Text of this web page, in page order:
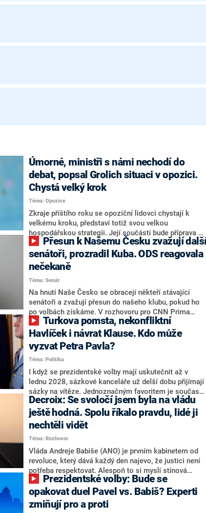
Úmorné, ministři s námi nechodí do
debat, popsal Grolich situaci v opozici.
Chystá velký krok
Téma: Opozice
Zkraje příštího roku se opoziční lidovci chystají k
velkému kroku, představí totiž svou velkou
hospodářskou strategii. Její součástí bude příprava na
stárnutí populace, řekl ve středu na setkání s novináři
nový předseda lidovců Jan Grolich. Ten zároveň v
senátních volbách kandiduje ve Vyškově. Popsal i
aktivitu opozice, o níž vládní strany nebo političtí
komentátoři mluví jako o slabé a v defenzivě. „Je to
úmorná práce upozorňovat na chyby vlády. Ministři s
námi navíc nechodí do debat. Chceme ale ukazovat
svoje témata,“ odpověděl Grolich na dotaz CNN Prima
NEWS.
senátoři, prozradil Kuba. ODS reagovala
nečekaně
Téma: Senát
Na hnutí Naše Česko se obracejí někteří stávající
senátoři a zvažují přesun do našeho klubu, pokud ho
po volbách získáme. V rozhovoru pro CNN Prima
NEWS to řekl zakladatel hnutí a jihočeský hejtman
Martin Kuba. Konkrétní nebyl, ale získat by takto mohl
například senátora Zdeňka Hrabu, který je dnes
součástí klubu ODS a TOP 09. Hraba to na dotaz
redakce nevyloučil. Předseda klubu senátorů ODS
Zdeněk Nytra redakci řekl, že počítá s odchodem
některých senátorů z klubu a že Naše Česko není
nepřítel, ale soupeř.
Havlíček i návrat Klause. Kdo může
vyzvat Petra Pavla?
Téma: Politika
I když se prezidentské volby mají uskutečnit až v
lednu 2028, sázkové kanceláře už delší dobu přijímají
sázky na vítěze. Jednoznačným favoritem je současná
hlava státu Petr Pavel. Daleko za ním pak bookmakeři
zmiňují dva výrazné politiky ANO, tedy premiéra
Andreje Babiše a ministra průmyslu Karla Havlíčka.
Oblíbeným tipem samotných sázkařů je poslanec za
Motoristy Filip Turek. Politolog Jan Kubáček nicméně
o případné kandidatuře kohokoliv ze zmíněné trojice
značně pochybuje. Podle něj současná koalice dosud
nemá osobu, která by Pavlovi mohla konkurovat.
Decroix: Se svoločí jsem byla na vládu
ještě hodná. Spolu říkalo pravdu, lidé ji
nechtěli vidět
Téma: Rozhovor
Vláda Andreje Babiše (ANO) je prvním kabinetem od
revoluce, který dává každý den najevo, že justici není
potřeba respektovat. Alespoň to si myslí stínová
ministryně spravedlnosti ODS Eva Decroix. V
rozhovoru pro CNN Prima NEWS si nebrala servítky
ohledně politického výkonu svého nástupce Jeronýma
Tejce (za ANO) či vládní zmocněnkyně pro lidská
opakovat duel Pavel vs. Babiš? Experti
zmiňují pro a proti